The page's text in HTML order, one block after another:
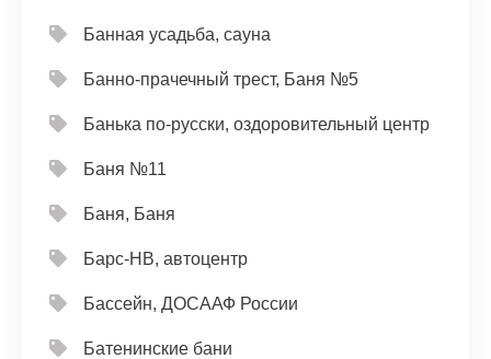
Банная усадьба, сауна
Банно-прачечный трест, Баня №5
Банька по-русски, оздоровительный центр
Баня №11
Баня, Баня
Барс-НВ, автоцентр
Бассейн, ДОСААФ России
Батенинские бани